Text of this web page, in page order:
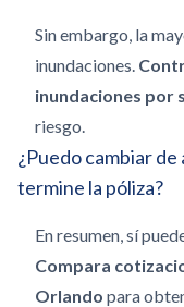
Sin embargo, la
inundaciones.
inundaciones por
riesgo.
¿Puedo cambiar
termine la póliza?
En resumen, sí
Compara
Orlando para